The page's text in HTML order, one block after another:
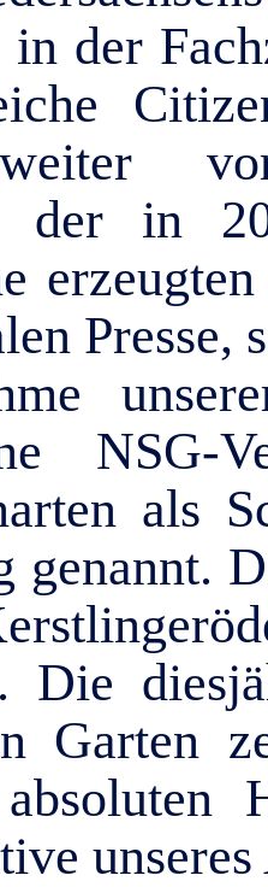
der
der in
Presse,
als
genannt.
Die
Garten